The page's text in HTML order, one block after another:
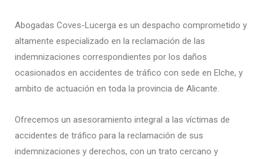
Abogadas Coves-Lucerga es un despacho comprometido y
altamente especializado en la reclamación de las
indemnizaciones correspondientes por los daños
ocasionados en accidentes de tráfico con sede en Elche, y
ambito de actuación en toda la provincia de Alicante.
Ofrecemos un asesoramiento integral a las víctimas de
accidentes de tráfico para la reclamación de sus
indemnizaciones y derechos, con un trato cercano y